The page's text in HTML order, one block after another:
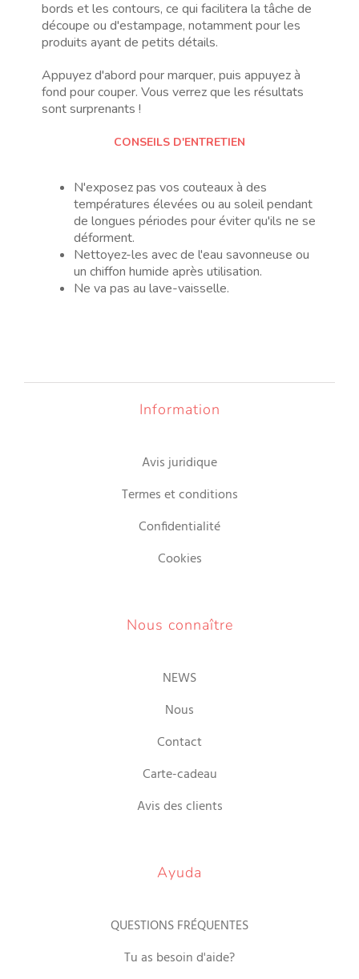
bords et les contours, ce qui facilitera la tâche de
découpe ou d'estampage, notamment pour les
produits ayant de petits détails.
Appuyez d'abord pour marquer, puis appuyez à
fond pour couper. Vous verrez que les résultats
sont surprenants !
CONSEILS D'ENTRETIEN
N'exposez pas vos couteaux à des
températures élevées ou au soleil pendant
de longues périodes pour éviter qu'ils ne se
déforment.
Nettoyez-les avec de l'eau savonneuse ou
un chiffon humide après utilisation.
Ne va pas au lave-vaisselle.
Information
Avis juridique
Termes et conditions
Confidentialité
Cookies
Nous connaître
NEWS
Nous
Contact
Carte-cadeau
Avis des clients
Ayuda
QUESTIONS FRÉQUENTES
Tu as besoin d'aide?